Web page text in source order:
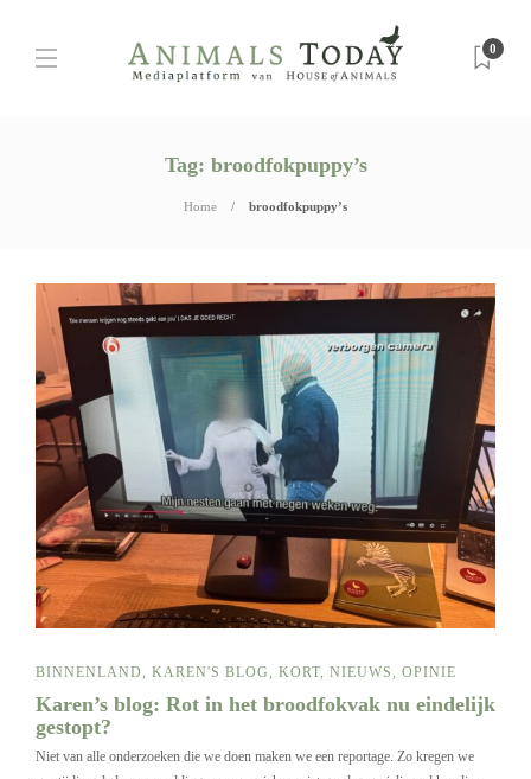
0
Tag: broodfokpuppy’s
Home broodfokpuppy’s
BINNENLAND, KAREN'S BLOG, KORT, NIEUWS, OPINIE
Karen’s blog: Rot in het broodfokvak nu eindelijk
gestopt?
Niet van alle onderzoeken die we doen maken we een reportage. Zo kregen we